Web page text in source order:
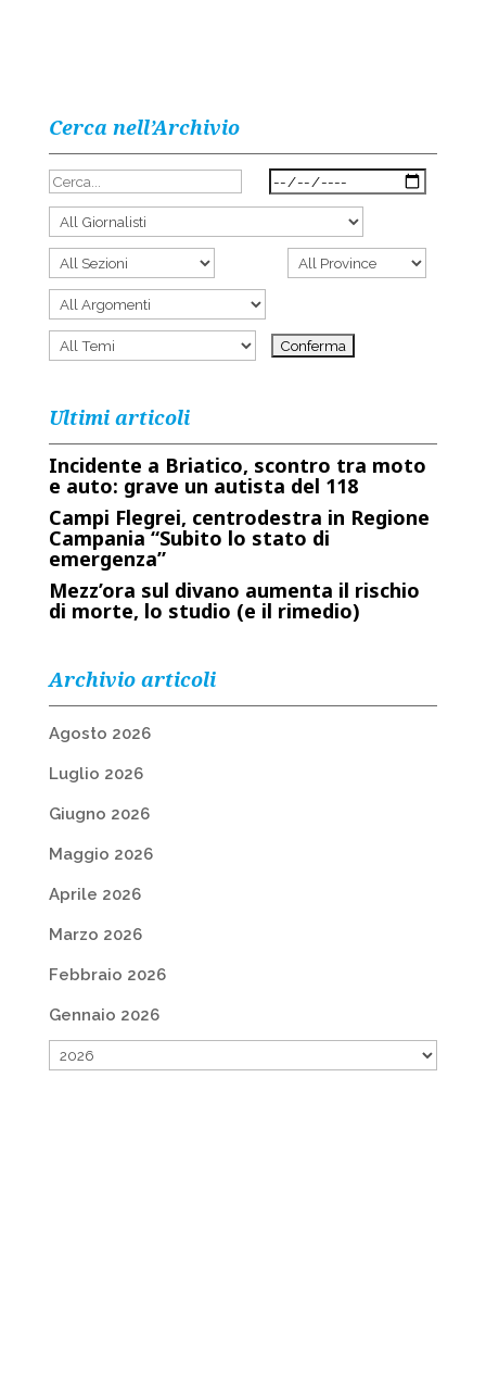
Cerca nell’Archivio
Ultimi articoli
Incidente a Briatico, scontro tra moto
e auto: grave un autista del 118
Campi Flegrei, centrodestra in Regione
Campania “Subito lo stato di
emergenza”
Mezz’ora sul divano aumenta il rischio
di morte, lo studio (e il rimedio)
Archivio articoli
Agosto 2026
Luglio 2026
Giugno 2026
Maggio 2026
Aprile 2026
Marzo 2026
Febbraio 2026
Gennaio 2026